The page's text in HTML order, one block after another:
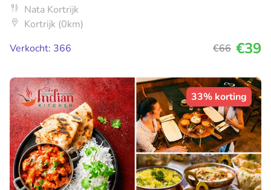
Nata Kortrijk
Kortrijk (0km)
Verkocht: 366
€66 €39
33% korting